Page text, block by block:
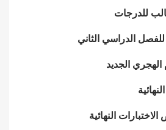
للدرجات
الدراسي الثاني
الجديد
النهائية